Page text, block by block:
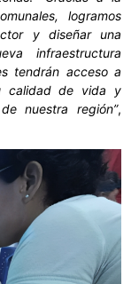
logramos
y diseñar una
infraestructura
tendrán acceso a
calidad de vida y
nuestra región”,